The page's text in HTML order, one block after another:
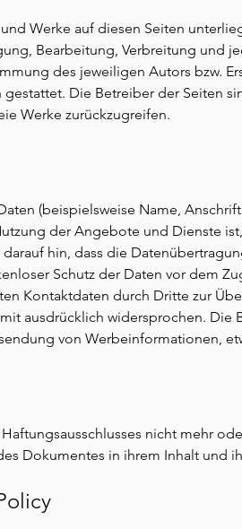
Werke auf diesen Seiten
Bearbeitung, Verbreitung und
des jeweiligen Autors bzw.
Die Betreiber der Seiten
Werke zurückzugreifen.
(beispielsweise Name,
der Angebote und Dienste
hin, dass die
Schutz der Daten vor dem
Kontaktdaten durch Dritte zur
ausdrücklich widersprochen. Die
von Werbeinformationen,
nicht mehr
Dokumentes in ihrem Inhalt und